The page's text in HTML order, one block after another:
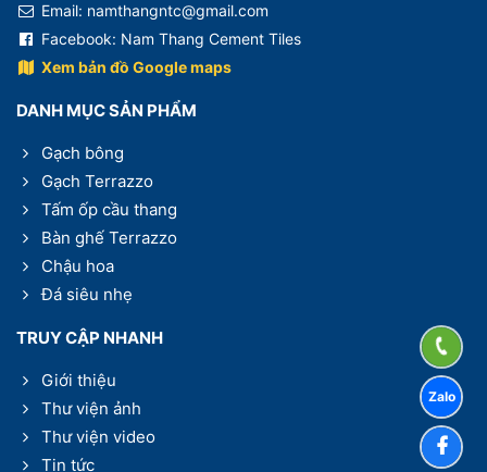
Email: namthangntc@gmail.com
Facebook: Nam Thang Cement Tiles
Xem bản đồ Google maps
DANH MỤC SẢN PHẨM
Gạch bông
Gạch Terrazzo
Tấm ốp cầu thang
Bàn ghế Terrazzo
Chậu hoa
Đá siêu nhẹ
TRUY CẬP NHANH
Giới thiệu
Thư viện ảnh
Thư viện video
Tin tức